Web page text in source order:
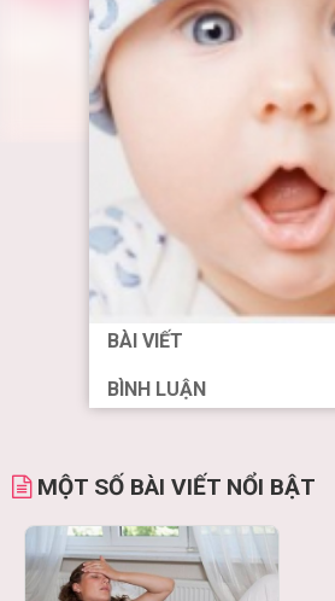
BÀI VIẾT
BÌNH LUẬN
MỘT SỐ BÀI VIẾT NỔI BẬT